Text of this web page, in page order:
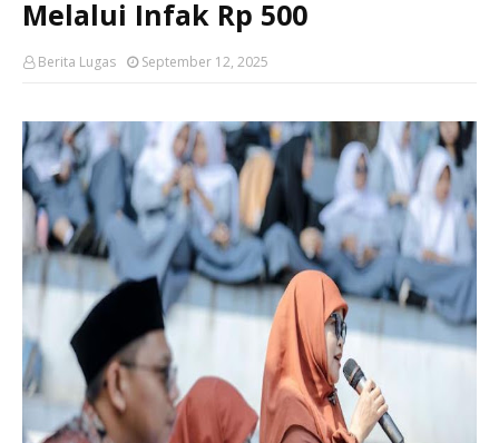
Melalui Infak Rp 500
Berita Lugas September 12, 2025